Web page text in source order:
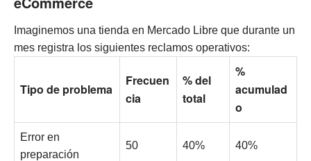
Imaginemos una tienda en Mercado Libre que durante un
mes registra los siguientes reclamos operativos:
Tipo de problema
Frecuen
cia
% del
total
%
acumulad
o
Error en
preparación
50 40% 40%